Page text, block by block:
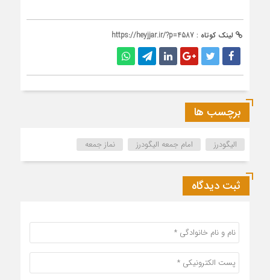
لینک کوتاه : https://heyjjar.ir/?p=4587
برچسب ها
الیگودرز امام جمعه الیگودرز نماز جمعه
ثبت دیدگاه